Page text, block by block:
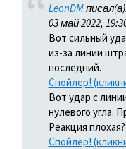
LeonDM
03 май 2022,
Вот сильный
из-за линии
последний.
Спойлер!
Вот удар с
нулевого угла.
Реакция плохая?
Спойлер!